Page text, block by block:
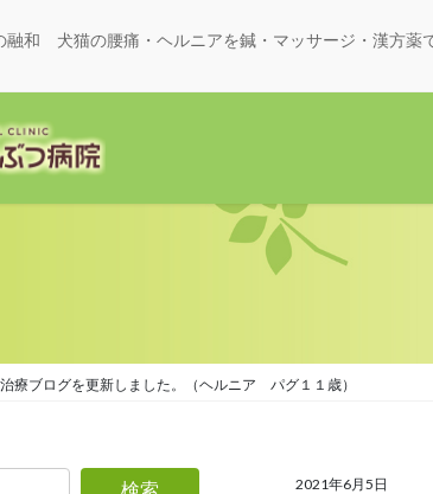
融和 犬猫の腰痛・ヘルニアを鍼・マッサージ・漢方薬
治療ブログを更新しました。（ヘルニア パグ１１歳）
2021年6月5日